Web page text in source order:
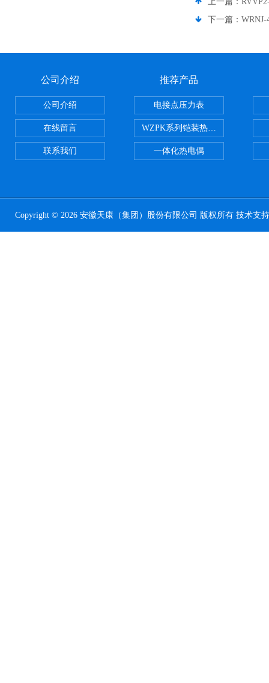
下一篇：
公司介绍
公司介绍
在线留言
联系我们
推荐产品
电接点压力表
WZPK系列铠装热电阻
一体化热电偶
Copyright © 2026 安徽天康（集团）股份有限公司 版权所有 技术支